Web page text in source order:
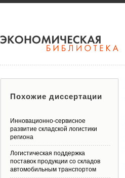
Похожие диссертации
Инновационно-сервисное
развитие складской логистики
региона
Логистическая поддержка
поставок продукции со складов
автомобильным транспортом